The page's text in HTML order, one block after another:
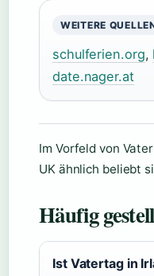
WEITERE
schulferien.org,
date.nager.at
Im Vorfeld von
UK ähnlich beliebt
Häufig
Ist Vatertag in